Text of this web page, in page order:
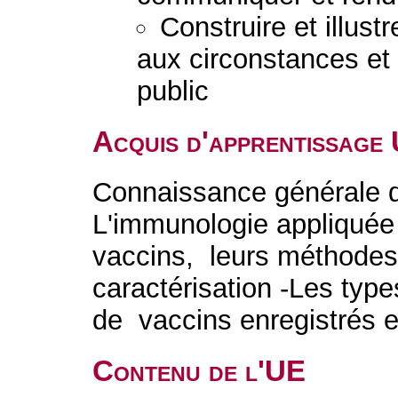
Construire et
aux circonstances
public
Acquis d'apprentissage
Connaissance générale
L'immunologie
vaccins, leurs
caractérisation -Les
de vaccins
Contenu de l'UE